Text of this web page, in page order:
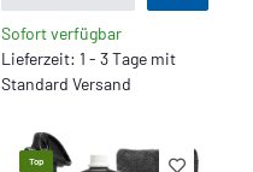
Sofort verfügbar
Lieferzeit: 1 - 3 Tage mit
Standard Versand
Top